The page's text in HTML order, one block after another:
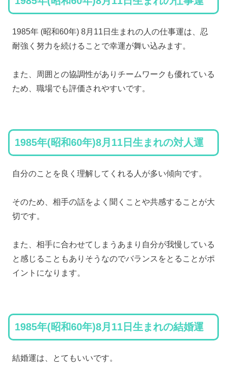
1985年 (昭和60年) 8月11日生まれの人の仕事運は、忍
耐強く努力を続けることで幸運が舞い込みます。
また、周囲との協調性がありチームワークも優れている
ため、職場でも評価されやすいです。
1985年(昭和60年)8月11日生まれの対人運
自分のことを良く理解してくれる人が多い傾向です。
そのため、相手の話をよく聞くことや共感することが大
切です。
また、相手に合わせてしまうあまり自分が我慢している
と感じることもありそうなのでバランスをとることがポ
イントになります。
1985年(昭和60年)8月11日生まれの結婚運
結婚運は、とてもいいです。